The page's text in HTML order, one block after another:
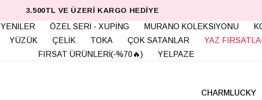
3.500TL VE ÜZERI KARGO HEDIYE
YENİLER ÖZEL SERİ - XUPİNG MURANO KOLEKSİYONU
YÜZÜK ÇELİK TOKA ÇOK SATANLAR
YAZ
FIRSAT ÜRÜNLERİ(-%70🔥)
YELPAZE
CHARMLUCKY